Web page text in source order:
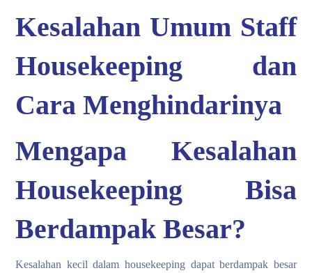
Kesalahan Umum Staff
Housekeeping dan
Cara Menghindarinya
Mengapa Kesalahan
Housekeeping Bisa
Berdampak Besar?
Kesalahan kecil dalam housekeeping dapat berdampak besar